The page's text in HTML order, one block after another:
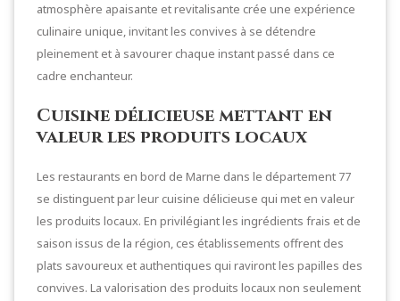
atmosphère apaisante et revitalisante crée une expérience
culinaire unique, invitant les convives à se détendre
pleinement et à savourer chaque instant passé dans ce
cadre enchanteur.
Cuisine délicieuse mettant en
valeur les produits locaux
Les restaurants en bord de Marne dans le département 77
se distinguent par leur cuisine délicieuse qui met en valeur
les produits locaux. En privilégiant les ingrédients frais et de
saison issus de la région, ces établissements offrent des
plats savoureux et authentiques qui raviront les papilles des
convives. La valorisation des produits locaux non seulement